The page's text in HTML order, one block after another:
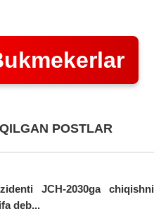
POSTLAR
JCH-2030ga chiqishni
deb...